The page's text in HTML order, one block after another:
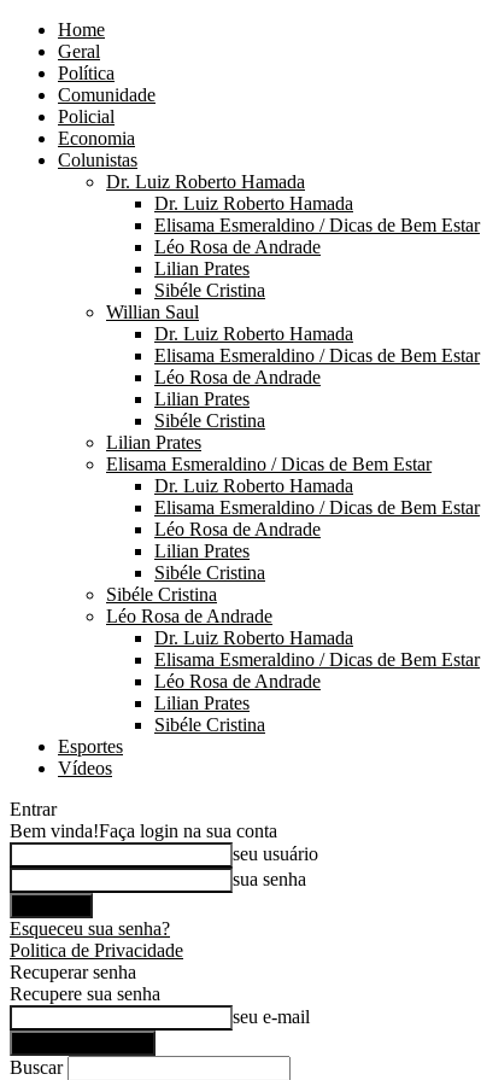
Home
Geral
Política
Comunidade
Policial
Economia
Colunistas
Dr. Luiz Roberto Hamada
Dr. Luiz Roberto Hamada
Elisama Esmeraldino / Dicas de Bem Estar
Léo Rosa de Andrade
Lilian Prates
Sibéle Cristina
Willian Saul
Dr. Luiz Roberto Hamada
Elisama Esmeraldino / Dicas de Bem Estar
Léo Rosa de Andrade
Lilian Prates
Sibéle Cristina
Lilian Prates
Elisama Esmeraldino / Dicas de Bem Estar
Dr. Luiz Roberto Hamada
Elisama Esmeraldino / Dicas de Bem Estar
Léo Rosa de Andrade
Lilian Prates
Sibéle Cristina
Sibéle Cristina
Léo Rosa de Andrade
Dr. Luiz Roberto Hamada
Elisama Esmeraldino / Dicas de Bem Estar
Léo Rosa de Andrade
Lilian Prates
Sibéle Cristina
Esportes
Vídeos
Entrar
Bem vinda!Faça login na sua conta
seu usuário
sua senha
Esqueceu sua senha?
Politica de Privacidade
Recuperar senha
Recupere sua senha
seu e-mail
Buscar